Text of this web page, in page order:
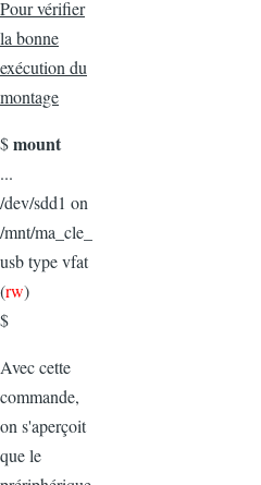
Pour vérifier
la bonne
exécution du
montage
$mount
...
/dev/sdd1 on
/mnt/ma_cle_
usb type vfat
(rw)
$
Avec cette
commande,
on s'aperçoit
que le